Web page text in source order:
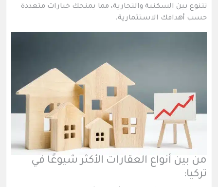
تتنوع بين السكنية والتجارية، مما يمنحك خيارات متعددة
حسب أهدافك الاستثمارية.
من بين أنواع العقارات الأكثر شيوعًا في
تركيا: